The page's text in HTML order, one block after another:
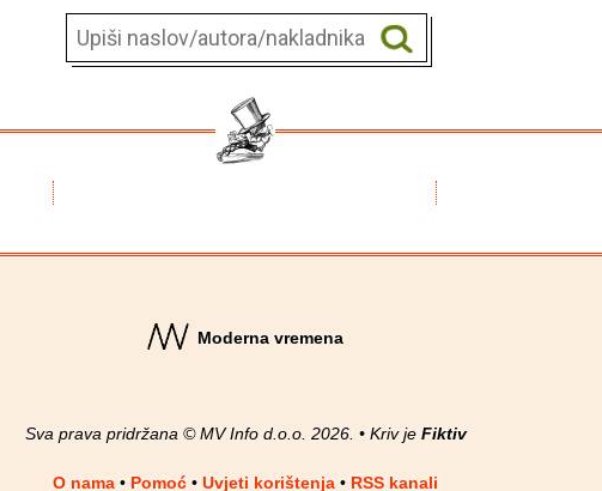
Moderna vremena
Sva prava pridržana © MV Info d.o.o. 2026. • Kriv je Fiktiv
O nama • Pomoć • Uvjeti korištenja • RSS kanali